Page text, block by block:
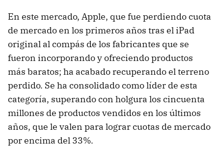
En este mercado, Apple, que fue perdiendo cuota
de mercado en los primeros años tras el iPad
original al compás de los fabricantes que se
fueron incorporando y ofreciendo productos
más baratos; ha acabado recuperando el terreno
perdido. Se ha consolidado como líder de esta
categoría, superando con holgura los cincuenta
millones de productos vendidos en los últimos
años, que le valen para lograr cuotas de mercado
por encima del 33%.